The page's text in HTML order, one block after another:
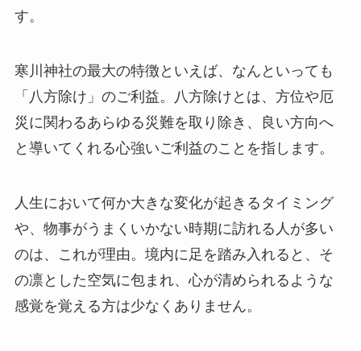
す。
寒川神社の最大の特徴といえば、なんといっても
「八方除け」のご利益。八方除けとは、方位や厄
災に関わるあらゆる災難を取り除き、良い方向へ
と導いてくれる心強いご利益のことを指します。
人生において何か大きな変化が起きるタイミング
や、物事がうまくいかない時期に訪れる人が多い
のは、これが理由。境内に足を踏み入れると、そ
の凛とした空気に包まれ、心が清められるような
感覚を覚える方は少なくありません。